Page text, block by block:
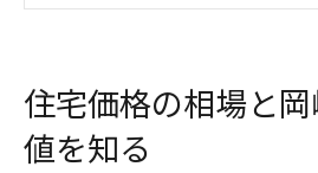
不動産査定から見る岡
資産価値を守るための住
住宅価格の相場と
値を知る